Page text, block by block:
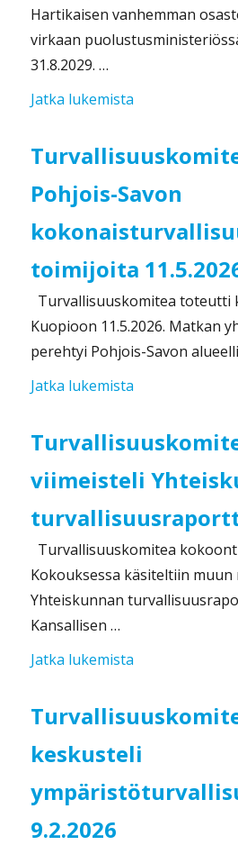
Hartikaisen vanhemman
virkaan
31.8.2029. …
Jatka lukemista
Pohjois-Savon
toimijoita
Turvallisuuskomitea toteutti
Kuopioon 11.5.2026. Matkan
perehtyi Pohjois-Savon
Jatka lukemista
viimeisteli
Turvallisuuskomitea
Kokouksessa käsiteltiin muun
Yhteiskunnan
Kansallisen …
Jatka lukemista
keskusteli
9.2.2026